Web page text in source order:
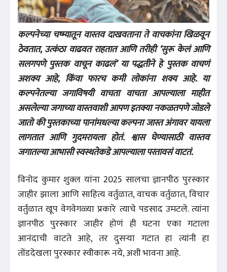
कल्पनेच्या चष्म्यातून वास्तव दाखवताना ते वाचकांना खिळवून
ठेवतात, उत्कंठा वाढवत राहतात आणि तरीही ‘सुरू केलं आणि
सलगपणे पुस्तक वाचून काढलं’ या पद्धतीने हे पुस्तक वाचणं
अशक्य आहे, किंवा फारच कमी लोकांना शक्य आहे. या
कल्पनेतल्या जगाविषयी वाचता वाचता आपल्याला माहीत
असलेल्या जगाच्या वास्तवाशी आपण इतक्या नकळतपणे जोडले
जातो की पुस्तकाच्या पानांमधल्या कल्पना जास्त अंगावर यायला
लागतात आणि गुदमरायला होतं. श्वास घेण्यासाठी वास्तव
जगातल्या आभासी स्वस्थतेकडे आपल्याला परतावसं वाटतं.
विनोद कुमार शुक्ल यांना 2025 सालचा ज्ञानपीठ पुरस्कार
जाहीर झाला आणि साहित्य वर्तुळात, वाचक वर्तुळात, विचार
वर्तुळात खूप वेगवेगळ्या प्रकारे त्याचे पडसाद उमटले. त्यांना
ज्ञानपीठ पुरस्कार जाहीर होणं ही घटना एका गटाला
आनंदाची वाटते आहे, तर दुसऱ्या गटात हा त्यांनी हा
तोंडदेखला पुरस्कार स्वीकारू नये, अशी भावना आहे.